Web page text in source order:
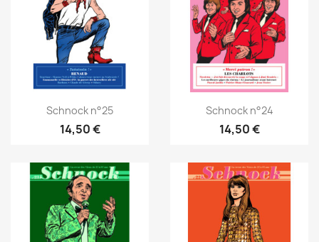
Schnock n°25
14,50 €
Schnock n°24
14,50 €